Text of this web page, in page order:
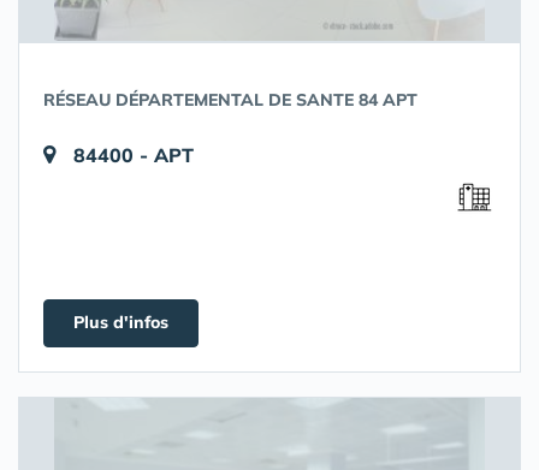
RÉSEAU DÉPARTEMENTAL DE SANTE 84 APT
84400 - APT
Plus d'infos